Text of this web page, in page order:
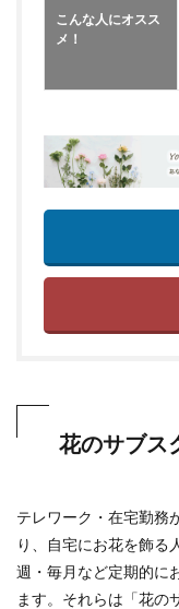
こんな人にオスス
メ！
花のサブス
テレワーク・在宅勤務
り、自宅にお花を飾る
週・毎月など定期的に
ます。それらは「花の